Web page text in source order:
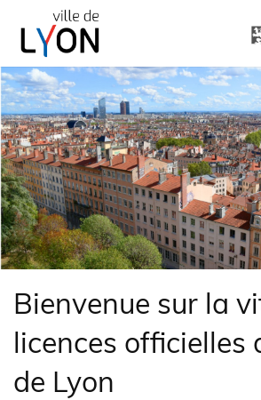
contenu
principal
Media
pleine
largeur:
Image:
Bienvenue sur la
licences officielles
de Lyon